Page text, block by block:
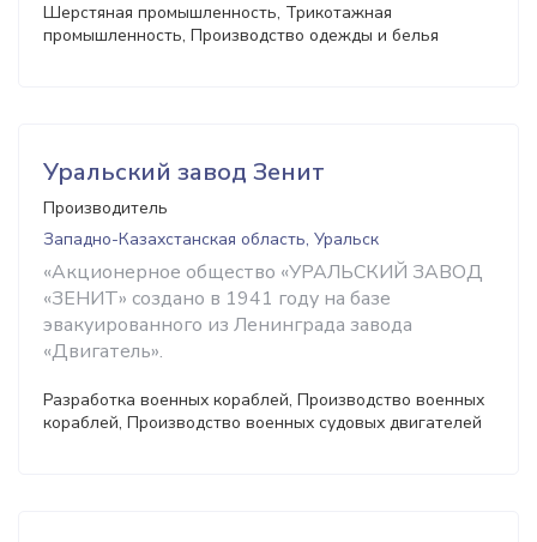
Шерстяная промышленность, Трикотажная
промышленность, Производство одежды и белья
Уральский завод Зенит
Производитель
Западно-Казахстанская область, Уральск
«Акционерное общество «УРАЛЬСКИЙ ЗАВОД
«ЗЕНИТ» создано в 1941 году на базе
эвакуированного из Ленинграда завода
«Двигатель».
Разработка военных кораблей, Производство военных
кораблей, Производство военных судовых двигателей